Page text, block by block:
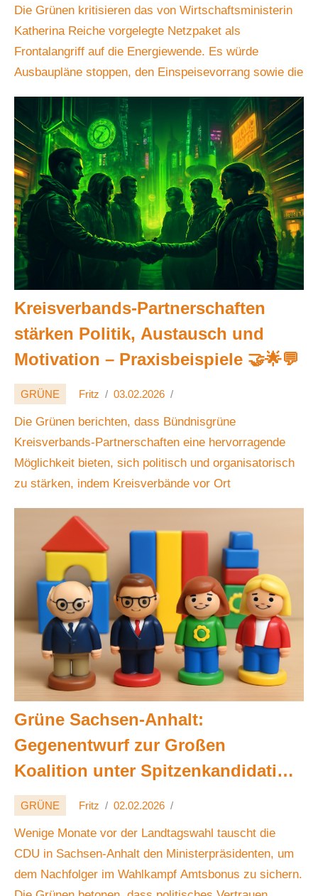
Die Grünen kritisieren das von Wirtschaftsministerin
Katherina Reiche vorgelegte Netzpaket als
Frontalangriff auf die Energiewende. Es würde
Ausbaupläne stoppen, den Einspeisevorrang sowie die
Kreisverbands-Partnerschaften
stärken Politik, Austausch und
Motivation – Praxisbeispiele 🤝🌟💬
GRÜNE Fritz 03.02.2026
Die Grünen berichten, dass Bündnisgrüne
Kreisverbands-Partnerschaften eine hervorragende
Möglichkeit bieten, sich politisch und organisatorisch
zu stärken, indem Kreisverbände vor Ort
Grüne Sachsen-Anhalt:
Gegenentwurf zur Großen
Koalition unter Spitzenkandidatin
Suse Sziborra-Seidlitz 🌱🗳️💚
GRÜNE Fritz 02.02.2026
Wenige Monate vor der Landtagswahl tauscht die
CDU in Sachsen-Anhalt den Ministerpräsidenten, um
dem Nachfolger im Wahlkampf Amtsbonus zu sichern.